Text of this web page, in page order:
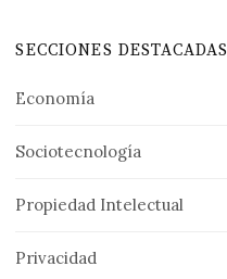
SECCIONES DESTACADAS
Economía
Sociotecnología
Propiedad Intelectual
Privacidad